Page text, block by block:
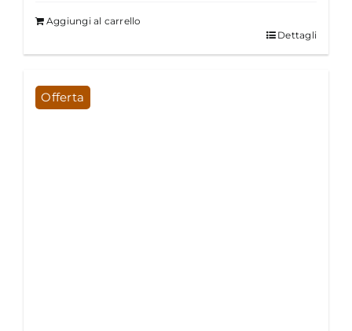
Aggiungi al carrello
Dettagli
Offerta